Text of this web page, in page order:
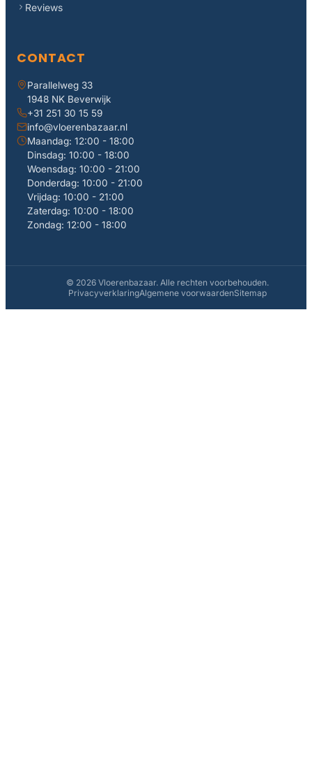
Reviews
CONTACT
Parallelweg 33
1948 NK Beverwijk
+31 251 30 15 59
info@vloerenbazaar.nl
Maandag: 12:00 - 18:00
Dinsdag: 10:00 - 18:00
Woensdag: 10:00 - 21:00
Donderdag: 10:00 - 21:00
Vrijdag: 10:00 - 21:00
Zaterdag: 10:00 - 18:00
Zondag: 12:00 - 18:00
© 2026 Vloerenbazaar. Alle rechten voorbehouden.
PrivacyverklaringAlgemene voorwaardenSitemap